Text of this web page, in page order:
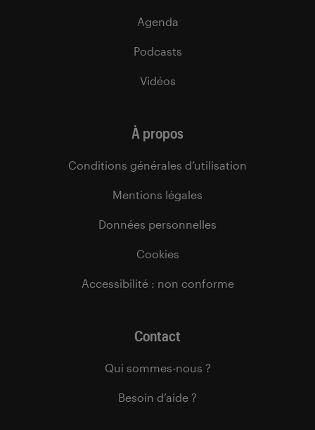
Agenda
Podcasts
Vidéos
À propos
Conditions générales d’utilisation
Mentions légales
Données personnelles
Cookies
Accessibilité : non conforme
Contact
Qui sommes-nous ?
Besoin d’aide ?